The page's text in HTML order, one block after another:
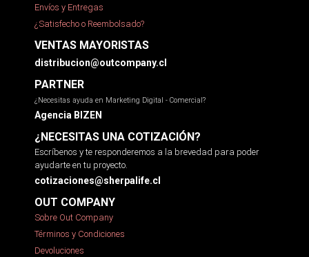
Envíos y Entregas
¿Satisfecho o Reembolsado?
VENTAS MAYORISTAS
distribucion@outcompany.cl
PARTNER
¿Necesitas ayuda en Marketing Digital - Comercial?
Agencia BIZEN
¿NECESITAS UNA COTIZACIÓN?
Escríbenos y te responderemos a la brevedad para poder
ayudarte en tu proyecto.
cotizaciones@sherpalife.cl
OUT COMPANY
Sobre Out Company
Términos y Condiciones
Devoluciones